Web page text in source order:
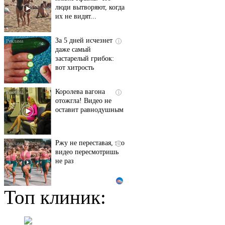
люди вытворяют, когда
их не видят...
i
За 5 дней исчезнет
даже самый
застарелый грибок:
вот хитрость
i
Королева вагона
отожгла! Видео не
оставит равнодушным
i
Ржу не переставая, это
видео пересмотришь
не раз
Ролик длится пару
секунд, но вы будете в
Топ клиник: